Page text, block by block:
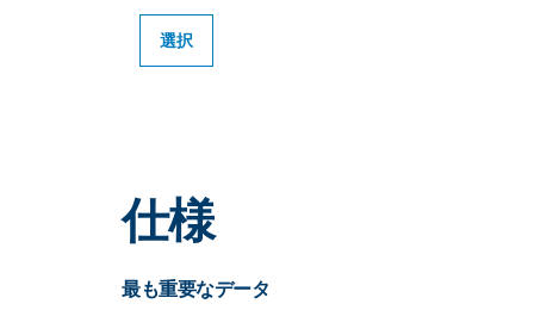
選択
仕様
最も重要なデータ